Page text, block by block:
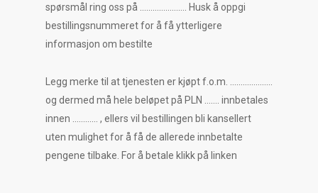
spørsmål ring oss på …………………. Husk å oppgi
bestillingsnummeret for å få ytterligere
informasjon om bestilte
Legg merke til at tjenesten er kjøpt f.o.m. ………………..
og dermed må hele beløpet på PLN ……. innbetales
innen ………… , ellers vil bestillingen bli kansellert
uten mulighet for å få de allerede innbetalte
pengene tilbake. For å betale klikk på linken